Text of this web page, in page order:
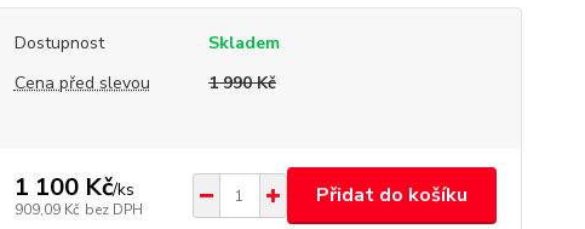
Dostupnost
Skladem
Cena před slevou
1 990 Kč
1 100 Kč/ks
909,09 Kč bez DPH
Přidat do košíku